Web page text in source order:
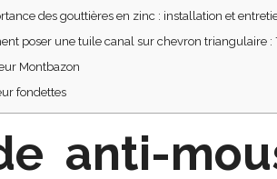
des gouttières en zinc : installation et
poser une tuile canal sur chevron triangulaire :
Montbazon
fondettes
anti-